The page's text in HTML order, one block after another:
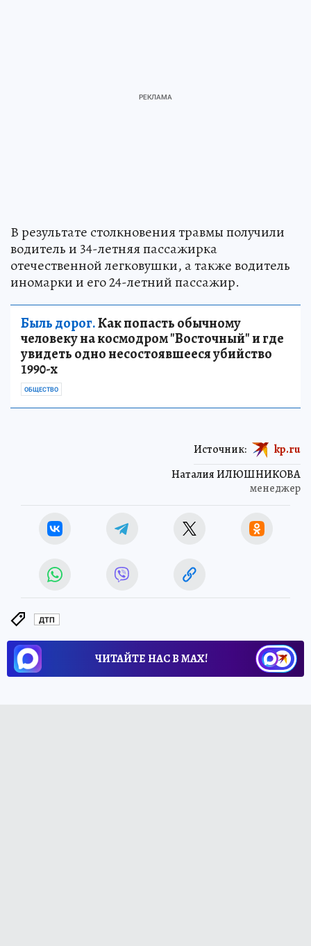
В результате столкновения травмы получили
водитель и 34-летняя пассажирка
отечественной легковушки, а также водитель
иномарки и его 24-летний пассажир.
Быль дорог.Как попасть обычному
человеку на космодром "Восточный" и где
увидеть одно несостоявшееся убийство
1990-х
ОБЩЕСТВО
Наталия ИЛЮШНИКОВА
менеджер
Источник: kp.ru
ДТП
ЧИТАЙТЕ НАС В МАХ!